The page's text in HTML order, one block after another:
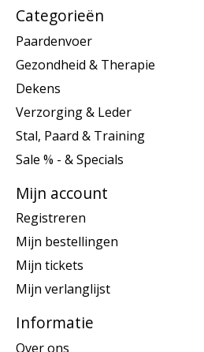
Categorieën
Paardenvoer
Gezondheid & Therapie
Dekens
Verzorging & Leder
Stal, Paard & Training
Sale % - & Specials
Mijn account
Registreren
Mijn bestellingen
Mijn tickets
Mijn verlanglijst
Informatie
Over ons